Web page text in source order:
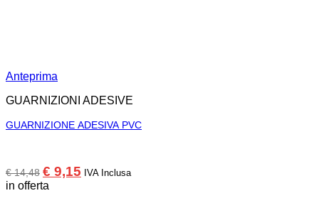
Anteprima
GUARNIZIONI ADESIVE
GUARNIZIONE ADESIVA PVC
€14,48 Il
prezzo
€ 9,15 IlIVA Inclusa
in offerta